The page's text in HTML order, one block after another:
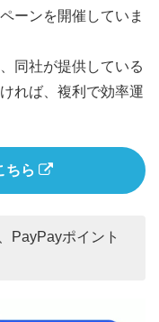
ーンを開催していま
同社が提供している
れば、複利で効率運
ちら
PayPayポイント